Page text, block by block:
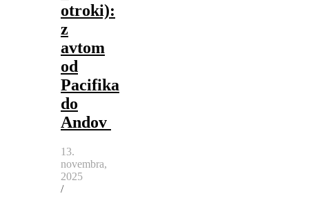
otroki):
z
avtom
od
Pacifika
do
Andov
13.
novembra,
2025
/